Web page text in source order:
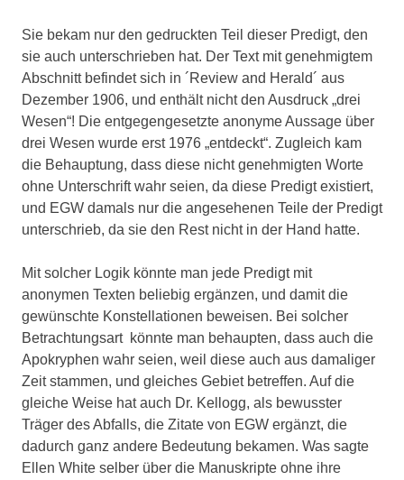
Sie bekam nur den gedruckten Teil dieser Predigt, den
sie auch unterschrieben hat. Der Text mit genehmigtem
Abschnitt befindet sich in ´Review and Herald´ aus
Dezember 1906, und enthält nicht den Ausdruck „drei
Wesen“! Die entgegengesetzte anonyme Aussage über
drei Wesen wurde erst 1976 „entdeckt“. Zugleich kam
die Behauptung, dass diese nicht genehmigten Worte
ohne Unterschrift wahr seien, da diese Predigt existiert,
und EGW damals nur die angesehenen Teile der Predigt
unterschrieb, da sie den Rest nicht in der Hand hatte.
Mit solcher Logik könnte man jede Predigt mit
anonymen Texten beliebig ergänzen, und damit die
gewünschte Konstellationen beweisen. Bei solcher
Betrachtungsart könnte man behaupten, dass auch die
Apokryphen wahr seien, weil diese auch aus damaliger
Zeit stammen, und gleiches Gebiet betreffen. Auf die
gleiche Weise hat auch Dr. Kellogg, als bewusster
Träger des Abfalls, die Zitate von EGW ergänzt, die
dadurch ganz andere Bedeutung bekamen. Was sagte
Ellen White selber über die Manuskripte ohne ihre